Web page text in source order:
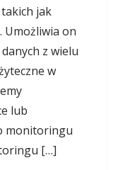
jak
Umożliwia on
z wielu
w
lub
monitoringu
[…]